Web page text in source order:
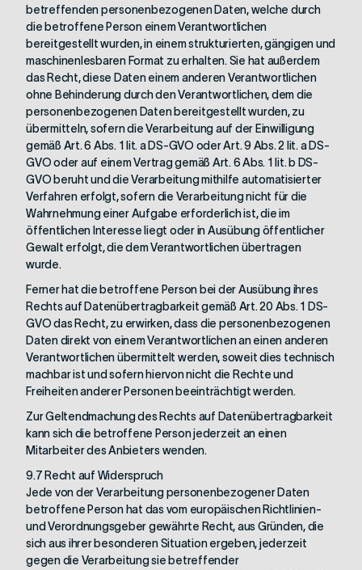
betreffenden personenbezogenen Daten, welche durch
die betroffene Person einem Verantwortlichen
bereitgestellt wurden, in einem strukturierten, gängigen und
maschinenlesbaren Format zu erhalten. Sie hat außerdem
das Recht, diese Daten einem anderen Verantwortlichen
ohne Behinderung durch den Verantwortlichen, dem die
personenbezogenen Daten bereitgestellt wurden, zu
übermitteln, sofern die Verarbeitung auf der Einwilligung
gemäß Art. 6 Abs. 1 lit. a DS-GVO oder Art. 9 Abs. 2 lit. a DS-
GVO oder auf einem Vertrag gemäß Art. 6 Abs. 1 lit. b DS-
GVO beruht und die Verarbeitung mithilfe automatisierter
Verfahren erfolgt, sofern die Verarbeitung nicht für die
Wahrnehmung einer Aufgabe erforderlich ist, die im
öffentlichen Interesse liegt oder in Ausübung öffentlicher
Gewalt erfolgt, die dem Verantwortlichen übertragen
wurde.
Ferner hat die betroffene Person bei der Ausübung ihres
Rechts auf Datenübertragbarkeit gemäß Art. 20 Abs. 1 DS-
GVO das Recht, zu erwirken, dass die personenbezogenen
Daten direkt von einem Verantwortlichen an einen anderen
Verantwortlichen übermittelt werden, soweit dies technisch
machbar ist und sofern hiervon nicht die Rechte und
Freiheiten anderer Personen beeinträchtigt werden.
Zur Geltendmachung des Rechts auf Datenübertragbarkeit
kann sich die betroffene Person jederzeit an einen
Mitarbeiter des Anbieters wenden.
9.7 Recht auf Widerspruch
Jede von der Verarbeitung personenbezogener Daten
betroffene Person hat das vom europäischen Richtlinien-
und Verordnungsgeber gewährte Recht, aus Gründen, die
sich aus ihrer besonderen Situation ergeben, jederzeit
gegen die Verarbeitung sie betreffender